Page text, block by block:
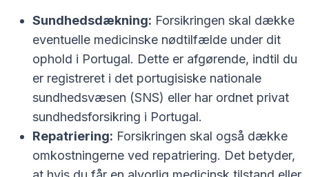
Sundhedsdækning: Forsikringen skal dække
eventuelle medicinske nødtilfælde under dit
ophold i Portugal. Dette er afgørende, indtil du
er registreret i det portugisiske nationale
sundhedsvæsen (SNS) eller har ordnet privat
sundhedsforsikring i Portugal.
Repatriering: Forsikringen skal også dække
omkostningerne ved repatriering. Det betyder,